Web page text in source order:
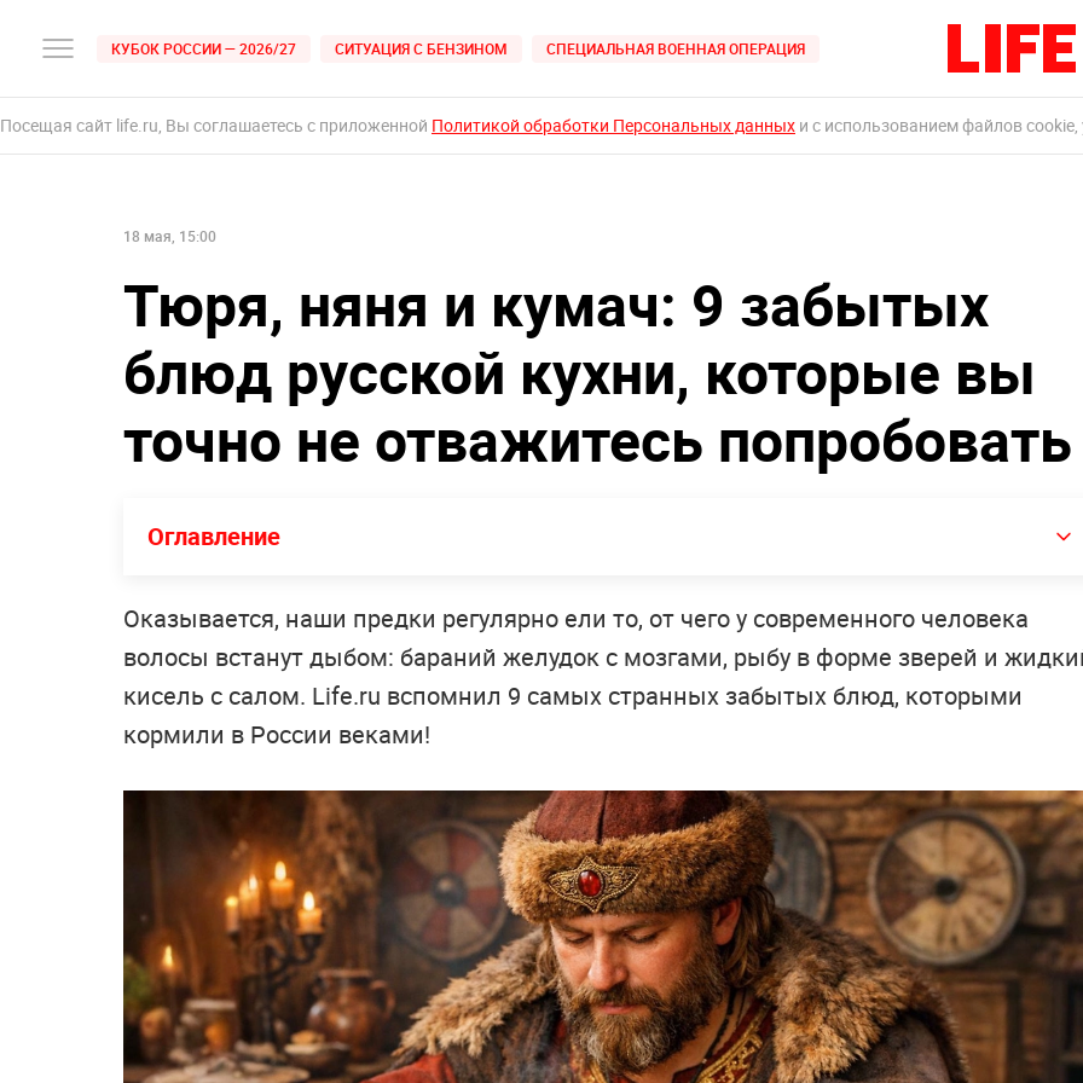
КУБОК РОССИИ — 2026/27 СИТУАЦИЯ С БЕНЗИНОМ СПЕЦИАЛЬНАЯ ВОЕННАЯ ОПЕРАЦИЯ
Посещая сайт life.ru, Вы соглашаетесь с приложенной Политикой обработки Персональных данных и с использованием файлов
18 мая, 15:00
Тюря, няня и кумач: 9 забытых
блюд русской кухни, которые вы
точно не отважитесь попробовать
Оглавление
Оказывается, наши предки регулярно ели то, от чего у современного человека
волосы встанут дыбом: бараний желудок с мозгами, рыбу в форме зверей и
кисель с салом. Life.ru вспомнил 9 самых странных забытых блюд, которыми
кормили в России веками!